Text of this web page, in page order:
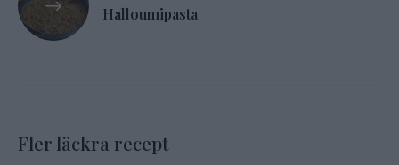
Halloumipasta
Fler läckra recept